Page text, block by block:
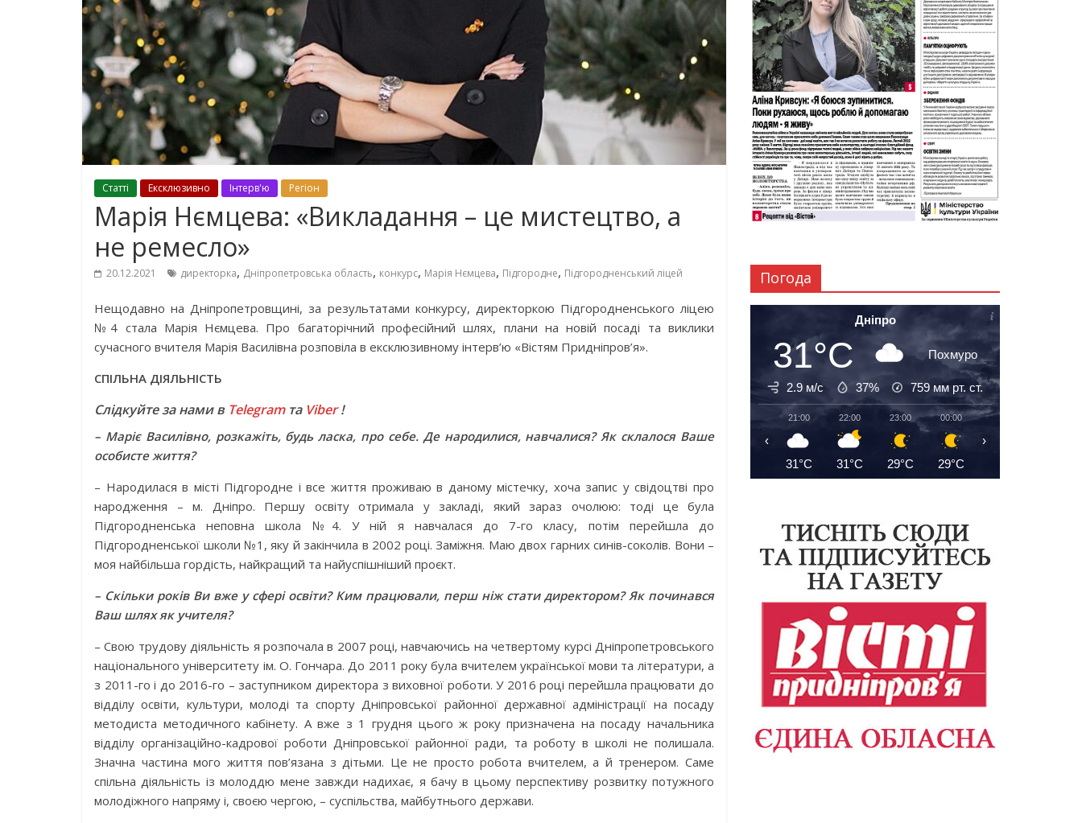
Cтаттi Ексклюзивно Інтерв'ю Регіон
Марія Нємцева: «Викладання – це мистецтво, а
не ремесло»
20.12.2021 директорка, Дніпропетровська область, конкурс, Марія Нємцева, Підгородне, Підгородненський ліцей
Нещодавно на Дніпропетровщині, за результатами конкурсу, директоркою Підгородненського ліцею
№4 стала Марія Нємцева. Про багаторічний професійний шлях, плани на новій посаді та виклики
сучасного вчителя Марія Василівна розповіла в ексклюзивному інтерв’ю «Вістям Придніпров’я».
СПІЛЬНА ДІЯЛЬНІСТЬ
Слідкуйте за нами в Telegramта Viber!
– Маріє Василівно, розкажіть, будь ласка, про себе. Де народилися, навчалися? Як склалося Ваше
особисте життя?
– Народилася в місті Підгородне і все життя проживаю в даному містечку, хоча запис у свідоцтві про
народження – м. Дніпро. Першу освіту отримала у закладі, який зараз очолюю: тоді це була
Підгородненська неповна школа №4. У ній я навчалася до 7-го класу, потім перейшла до
Підгородненської школи №1, яку й закінчила в 2002 році. Заміжня. Маю двох гарних синів-соколів. Вони –
моя найбільша гордість, найкращий та найуспішніший проєкт.
– Скільки років Ви вже у сфері освіти? Ким працювали, перш ніж стати директором? Як починався
Ваш шлях як учителя?
– Свою трудову діяльність я розпочала в 2007 році, навчаючись на четвертому курсі Дніпропетровського
національного університету ім. О. Гончара. До 2011 року була вчителем української мови та літератури, а
з 2011-го і до 2016-го – заступником директора з виховної роботи. У 2016 році перейшла працювати до
відділу освіти, культури, молоді та спорту Дніпровської районної державної адміністрації на посаду
методиста методичного кабінету. А вже з 1 грудня цього ж року призначена на посаду начальника
відділу організаційно-кадрової роботи Дніпровської районної ради, та роботу в школі не полишала.
Значна частина мого життя пов’язана з дітьми. Це не просто робота вчителем, а й тренером. Саме
спільна діяльність із молоддю мене завжди надихає, я бачу в цьому перспективу розвитку потужного
молодіжного напряму і, своєю чергою, – суспільства, майбутнього держави.
Погода
Дніпро
31°C Похмуро
2.9 м/с 37% 759 мм рт. ст.
21:00
31°C
22:00
31°C
23:00
29°C
00:00
29°C
01:00
‹ ›